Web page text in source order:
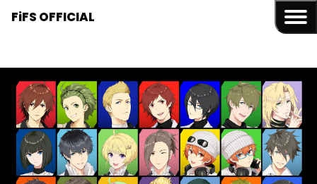
FiFS OFFICIAL